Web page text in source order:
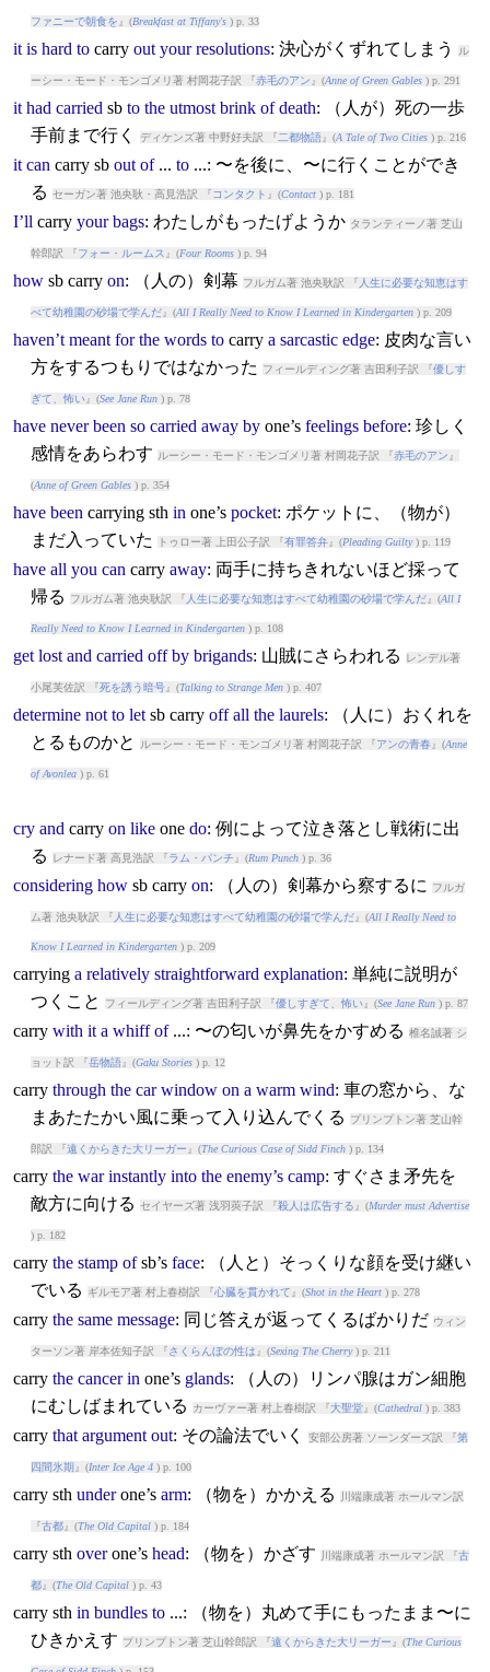
ファニーで朝食を 』(Breakfast at Tiffany's) p. 33
it is hard to carry out your resolutions: 決心がくずれてしまう ル
ーシー・モード・モンゴメリ著 村岡花子訳 『赤毛のアン 』(Anne of Green Gables) p. 291
it had carried sb to the utmost brink of death: （人が）死の一歩
手前まで行く
ディケンズ著 中野好夫訳 『二都物語』(A Tale of Two Cities) p. 216
it can carrysb out of... to...: 〜を後に、〜に行くことができ
る
セーガン著 池央耿・高見浩訳 『コンタクト 』(Contact) p. 181
I’ll carry your bags: わたしがもったげようか タランティーノ著 芝山
幹郎訳 『フォー・ルームス 』(Four Rooms) p. 94
howsb carry on: （人の）剣幕 フルガム著 池央耿訳 『 人生に必要な知恵はす
べて幼稚園の砂場で学んだ』(All I Really Need to Know I Learned in Kindergarten) p. 209
haven’t meant for the words to carry a sarcastic edge: 皮肉な言い
方をするつもりではなかった
フィールディング著 吉田利子訳 『優しす
ぎて、怖い』(See Jane Run) p. 78
have never been so carried away byone’s feelings before: 珍しく
感情をあらわす
ルーシー・モード・モンゴメリ著 村岡花子訳 『赤毛のアン 』
(Anne of Green Gables) p. 354
have been carrying sth in one’s pocket: ポケットに、（物が）
まだ入っていた
トゥロー著 上田公子訳 『有罪答弁』(Pleading Guilty) p. 119
have all you can carry away: 両手に持ちきれないほど採って
帰る
フルガム著 池央耿訳 『 人生に必要な知恵はすべて幼稚園の砂場で学んだ』(All I
Really Need to Know I Learned in Kindergarten) p. 108
get lost and carried off by brigands: 山賊にさらわれる レンデル著
小尾芙佐訳 『死を誘う暗号』(Talking to Strange Men) p. 407
determine not to letsb carry off all the laurels: （人に）おくれを
とるものかと
ルーシー・モード・モンゴメリ著 村岡花子訳 『アンの青春 』(Anne
of Avonlea) p. 61
cry and carry on likeone do: 例によって泣き落とし戦術に出
る
レナード著 高見浩訳 『ラム・パンチ 』(Rum Punch) p. 36
considering howsb carry on: （人の）剣幕から察するに フルガ
ム著 池央耿訳 『 人生に必要な知恵はすべて幼稚園の砂場で学んだ』(All I Really Need to
Know I Learned in Kindergarten) p. 209
carrying a relatively straightforward explanation: 単純に説明が
つくこと
フィールディング著 吉田利子訳 『優しすぎて、怖い』(See Jane Run) p. 87
carry with it a whiff of...: 〜の匂いが鼻先をかすめる 椎名誠著 シ
ョット訳 『岳物語』(Gaku Stories) p. 12
carry through the car window on a warm wind: 車の窓から、な
まあたたかい風に乗って入り込んでくる
プリンプトン著 芝山幹
郎訳 『遠くからきた大リーガー 』(The Curious Case of Sidd Finch) p. 134
carry the war instantly into the enemy’s camp: すぐさま矛先を
敵方に向ける
セイヤーズ著 浅羽莢子訳 『殺人は広告する 』(Murder must Advertise
) p. 182
carry the stamp ofsb’s face: （人と）そっくりな顔を受け継い
でいる
ギルモア著 村上春樹訳 『心臓を貫かれて 』(Shot in the Heart) p. 278
carry the same message: 同じ答えが返ってくるばかりだ ウィン
ターソン著 岸本佐知子訳 『さくらんぼの性は 』(Sexing The Cherry) p. 211
carry the cancer in one’s glands: （人の）リンパ腺はガン細胞
にむしばまれている
カーヴァー著 村上春樹訳 『大聖堂』(Cathedral) p. 383
carry that argument out: その論法でいく 安部公房著 ソーンダーズ訳 『第
四間氷期 』(Inter Ice Age 4) p. 100
carrysth underone’s arm: （物を）かかえる 川端康成著 ホールマン訳
『古都』(The Old Capital) p. 184
carrysth overone’s head: （物を）かざす 川端康成著 ホールマン訳 『古
都』(The Old Capital) p. 43
carrysth in bundles to...: （物を）丸めて手にもったまま〜に
ひきかえす プリンプトン著 芝山幹郎訳 『遠くからきた大リーガー 』(The Curious